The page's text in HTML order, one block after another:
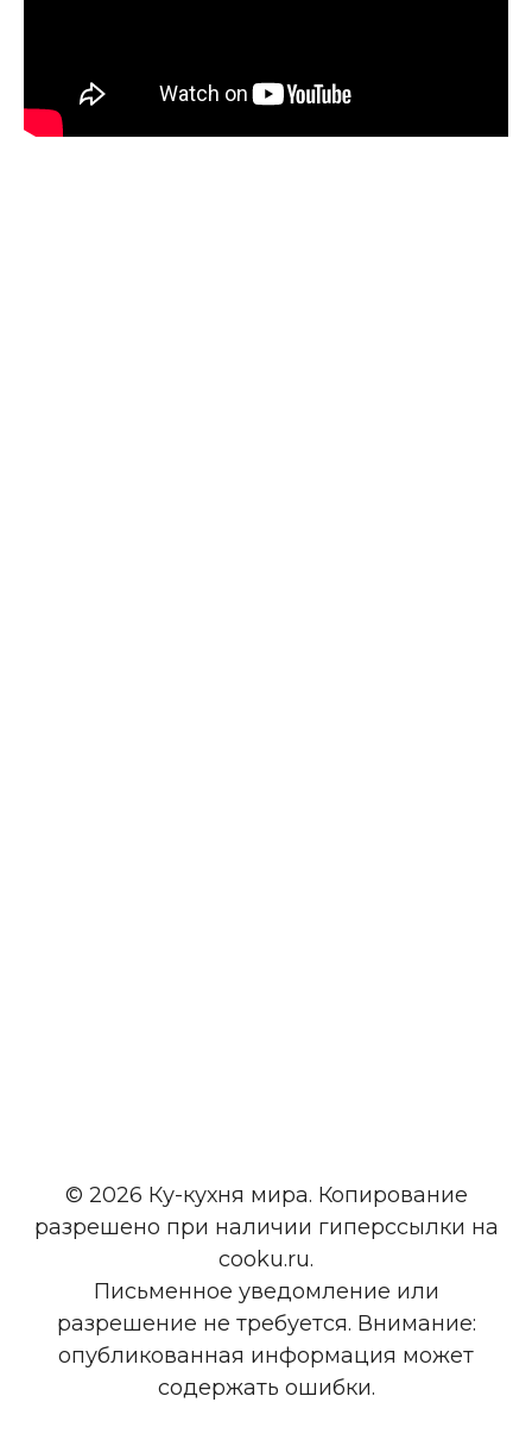
© 2026 Ку-кухня мира. Копирование
разрешено при наличии гиперссылки на
cooku.ru.
Письменное уведомление или
разрешение не требуется. Внимание:
опубликованная информация может
содержать ошибки.